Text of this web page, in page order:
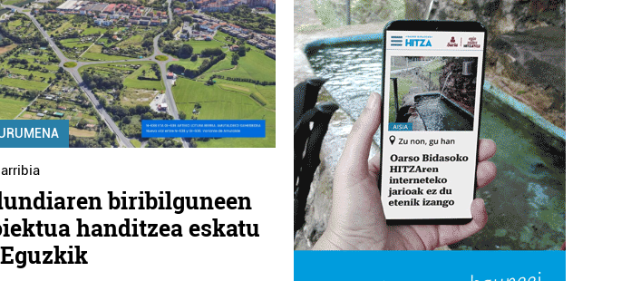
biribilguneen
handitzea eskatu